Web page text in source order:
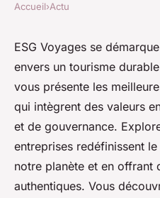
Découvrez les
compagnies
esg voyages
Robin •31 janvier 2025 •3 min
Accueil›Actu
ESG Voyages se
envers un tourisme
vous présente les
qui intègrent des valeurs
et de gouvernance.
entreprises redéfinissent
notre planète et en offrant
authentiques. Vous